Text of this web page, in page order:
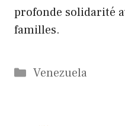
profonde solidarité
familles.
Catégories
Venezuela